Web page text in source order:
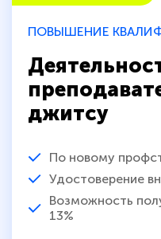
ПОВЫШЕНИЕ
джитсу
По новому
Удостоверение
Возможность
13%